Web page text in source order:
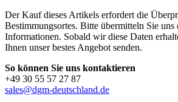
Der Kauf dieses Artikels erfordert die
Bestimmungsortes. Bitte übermitteln Sie uns
Informationen. Sobald wir diese Daten
Ihnen unser bestes Angebot senden.
So können Sie uns kontaktieren
+49 30 55 57 27 87
sales@dgm-deutschland.de